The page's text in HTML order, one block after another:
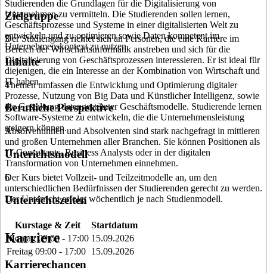
Studierenden die Grundlagen für die Digitalisierung von
Unternehmen zu vermitteln. Die Studierenden sollen lernen,
Geschäftsprozesse und Systeme in einer digitalisierten Welt zu
entwickeln und zu optimieren sowie Daten kompetent im
Unternehmenskontext zu nutzen.
Zielgruppe
Der Studiengang richtet sich an Personen, die eine Karriere im
Bereich der Wirtschaftsinformatik anstreben und sich für die
Digitalisierung von Geschäftsprozessen interessieren. Er ist ideal für
diejenigen, die ein Interesse an der Kombination von Wirtschaft und
IT haben.
3
Inhalte
Themen umfassen die Entwicklung und Optimierung digitaler
Prozesse, Nutzung von Big Data und Künstlicher Intelligenz, sowie
die Gestaltung datengestützter Geschäftsmodelle. Studierende lernen
Software-Systeme zu entwickeln, die die Unternehmensleistung
steigern können.
4
Berufliche Perspektive
Absolventinnen und Absolventen sind stark nachgefragt in mittleren
und großen Unternehmen aller Branchen. Sie können Positionen als
IT-Consultants, Business Analysts oder in der digitalen
Transformation von Unternehmen einnehmen.
5
Unterichtsmodell
Der Kurs bietet Vollzeit- und Teilzeitmodelle an, um den
unterschiedlichen Bedürfnissen der Studierenden gerecht zu werden.
Der Unterricht erfolgt wöchentlich je nach Studienmodell.
6
Unterrichtszeiten
Kurstage & Zeit
Startdatum
Montag 09:00 - 17:00 15.09.2026
Freitag 09:00 - 17:00 15.09.2026
Karriere
Karrierechancen